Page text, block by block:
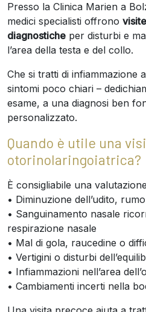
Presso la Clinica Marien a
medici specialisti offrono
diagnostiche per disturbi e
l’area della testa e del collo.
Che si tratti di infiammazione
sintomi poco chiari –
esame, a una diagnosi ben
personalizzato.
Quando è utile una
otorinolaringoiatrica?
È consigliabile una
• Diminuzione dell’udito,
• Sanguinamento nasale
respirazione nasale
• Mal di gola, raucedine o
• Vertigini o disturbi
• Infiammazioni nell’area
• Cambiamenti incerti nella